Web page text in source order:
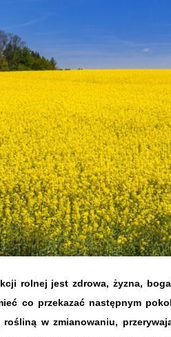
rolnej jest zdrowa, żyzna,
co przekazać następnym
w zmianowaniu,